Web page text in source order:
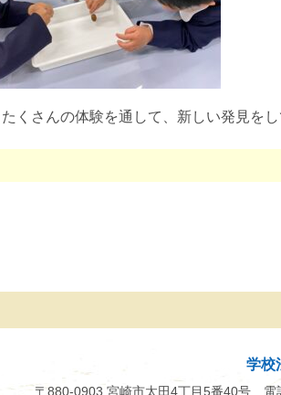
くさんの体験を通して、新しい発見をし
学校
〒880-0903 宮崎市太田4丁目5番40号電